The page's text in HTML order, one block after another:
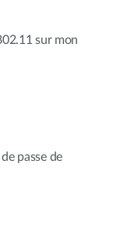
sur mon
passe de